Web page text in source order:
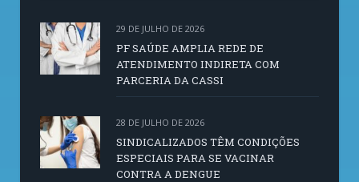
29 DE JULHO DE 2026
PF SAÚDE AMPLIA REDE DE
ATENDIMENTO INDIRETA COM
PARCERIA DA CASSI
28 DE JULHO DE 2026
SINDICALIZADOS TÊM CONDIÇÕES
ESPECIAIS PARA SE VACINAR
CONTRA A DENGUE